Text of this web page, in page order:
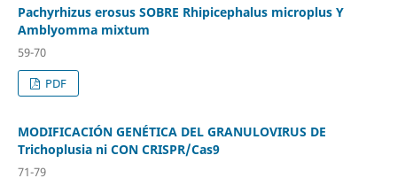
Pachyrhizus erosus SOBRE Rhipicephalus microplus Y
Amblyomma mixtum
59-70
PDF
MODIFICACIÓN GENÉTICA DEL GRANULOVIRUS DE
Trichoplusia ni CON CRISPR/Cas9
71-79